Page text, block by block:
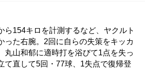
154キロを計測するなど、ヤクルト
った右腕。2回に自らの失策をキッカ
丸山和郁に適時打を浴びて1点を失っ
て直して5回・77球、1失点で復帰登